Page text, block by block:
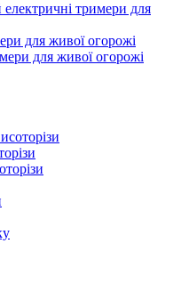
тримери для
для живої огорожі
для живої огорожі